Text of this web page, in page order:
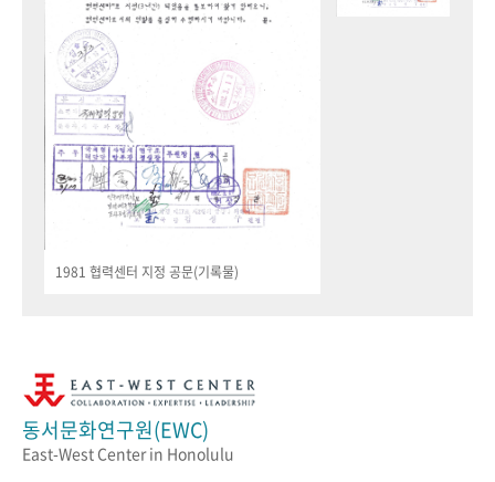
1981 협력센터 지정 공문(기록물)
동서문화연구원(EWC)
East-West Center in Honolulu